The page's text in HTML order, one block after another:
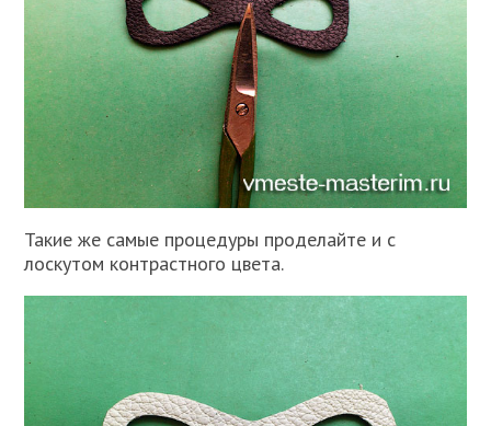
Такие же самые процедуры проделайте и с
лоскутом контрастного цвета.